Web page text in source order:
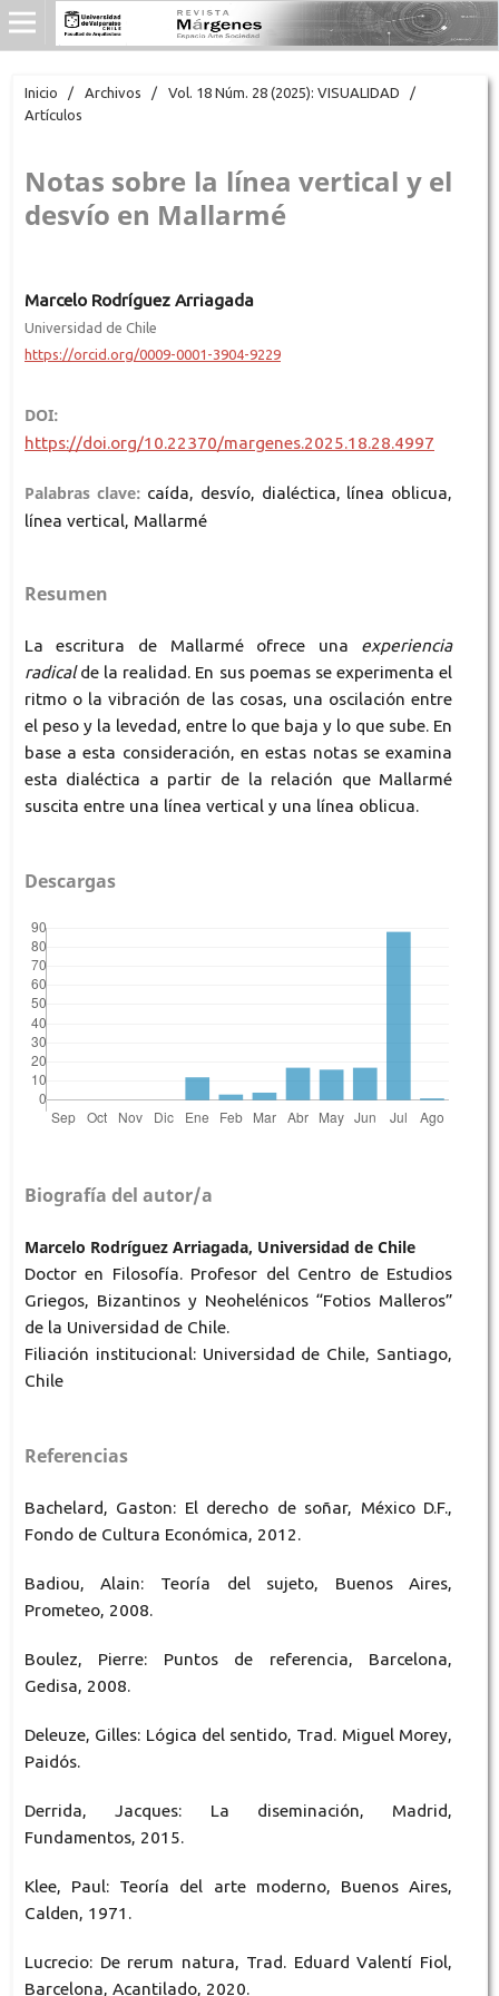
Inicio / Archivos / Vol. 18 Núm. 28 (2025): VISUALIDAD
/
Artículos
Notas sobre la línea vertical y el
desvío en Mallarmé
Marcelo Rodríguez Arriagada
Universidad de Chile
https://orcid.org/0009-0001-3904-9229
DOI:
https://doi.org/10.22370/margenes.2025.18.28.4997
Palabras clave: caída, desvío, dialéctica, línea oblicua,
línea vertical, Mallarmé
Resumen
La escritura de Mallarmé ofrece una experiencia
radicalde la realidad. En sus poemas se experimenta el
ritmo o la vibración de las cosas, una oscilación entre
el peso y la levedad, entre lo que baja y lo que sube. En
base a esta consideración, en estas notas se examina
esta dialéctica a partir de la relación que Mallarmé
suscita entre una línea vertical y una línea oblicua.
Descargas
Biografía del autor/a
Marcelo Rodríguez Arriagada, Universidad de Chile
Doctor en Filosofía. Profesor del Centro de Estudios
Griegos, Bizantinos y Neohelénicos “Fotios Malleros”
de la Universidad de Chile.
Filiación institucional: Universidad de Chile, Santiago,
Chile
Referencias
Bachelard, Gaston: El derecho de soñar, México D.F.,
Fondo de Cultura Económica, 2012.
Badiou, Alain: Teoría del sujeto, Buenos Aires,
Prometeo, 2008.
Boulez, Pierre: Puntos de referencia, Barcelona,
Gedisa, 2008.
Deleuze, Gilles: Lógica del sentido, Trad. Miguel Morey,
Paidós.
Derrida, Jacques: La diseminación, Madrid,
Fundamentos, 2015.
Klee, Paul: Teoría del arte moderno, Buenos Aires,
Calden, 1971.
Lucrecio: De rerum natura, Trad. Eduard Valentí Fiol,
Barcelona, Acantilado, 2020.